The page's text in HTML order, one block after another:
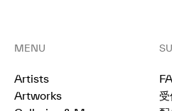
MENU
Artists
Artworks